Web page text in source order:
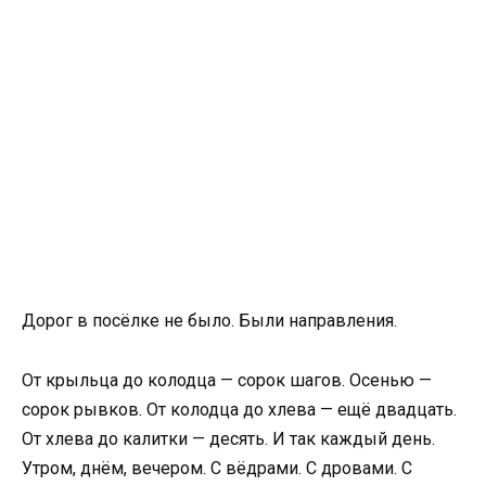
Дорог в посёлке не было. Были направления.
От крыльца до колодца — сорок шагов. Осенью —
сорок рывков. От колодца до хлева — ещё двадцать.
От хлева до калитки — десять. И так каждый день.
Утром, днём, вечером. С вёдрами. С дровами. С